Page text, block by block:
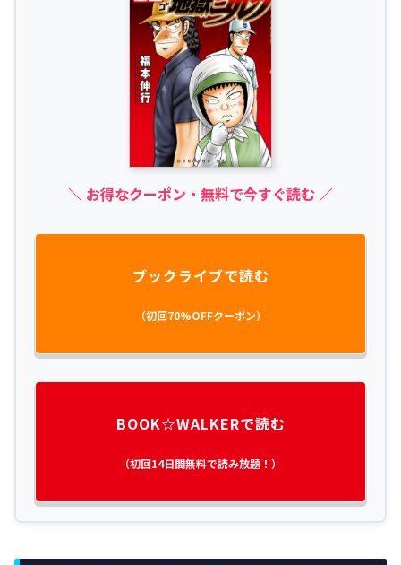
＼ お得なクーポン・無料で今すぐ読む ／
ブックライブで読む
（初回70%OFFクーポン）
BOOK☆WALKERで読む
（初回14日間無料で読み放題！）